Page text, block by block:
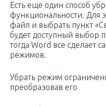
Есть еще один способ
функциональности. Для
файл и выбрать пункт
будет доступный выбор
тогда Word все сделает
режимов.
Убрать режим
преобразовав его